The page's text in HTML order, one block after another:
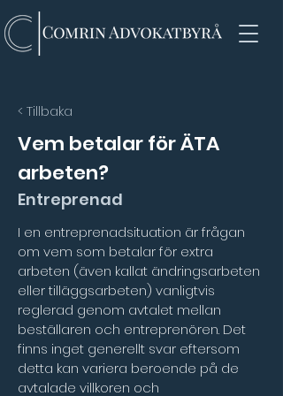
< Tillbaka
Vem betalar för ÄTA
arbeten?
Entreprenad
I en entreprenadsituation är frågan
om vem som betalar för extra
arbeten (även kallat ändringsarbeten
eller tilläggsarbeten) vanligtvis
reglerad genom avtalet mellan
beställaren och entreprenören. Det
finns inget generellt svar eftersom
detta kan variera beroende på de
avtalade villkoren och